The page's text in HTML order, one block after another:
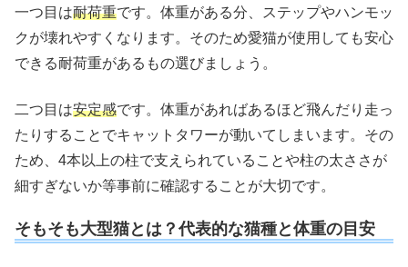
一つ目は耐荷重です。体重がある分、ステップやハンモッ
クが壊れやすくなります。そのため愛猫が使用しても安心
できる耐荷重があるもの選びましょう。
二つ目は安定感です。体重があればあるほど飛んだり走っ
たりすることでキャットタワーが動いてしまいます。その
ため、4本以上の柱で支えられていることや柱の太ささが
細すぎないか等事前に確認することが大切です。
そもそも大型猫とは？代表的な猫種と体重の目安